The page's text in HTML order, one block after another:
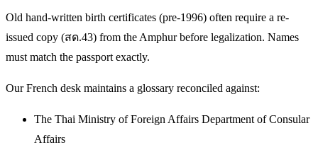
Old hand-written birth certificates (pre-1996) often require a re-
issued copy (สด.43) from the Amphur before legalization. Names
must match the passport exactly.
Our French desk maintains a glossary reconciled against:
The Thai Ministry of Foreign Affairs Department of Consular
Affairs